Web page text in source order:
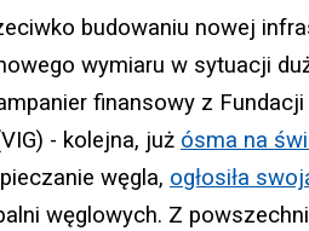
budowaniu nowej
wymiaru w sytuacji
finansowy z
- kolejna, już ósma na
węgla, ogłosiła
węglowych. Z